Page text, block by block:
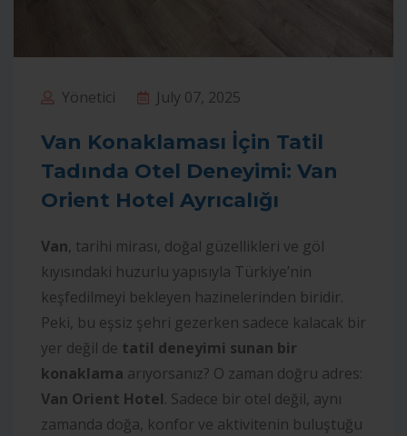
Yönetici July 07, 2025
Van Konaklaması İçin Tatil
Tadında Otel Deneyimi: Van
Orient Hotel Ayrıcalığı
Van, tarihi mirası, doğal güzellikleri ve göl
kıyısındaki huzurlu yapısıyla Türkiye’nin
keşfedilmeyi bekleyen hazinelerinden biridir.
Peki, bu eşsiz şehri gezerken sadece kalacak bir
yer değil de tatil deneyimi sunan bir
konaklama arıyorsanız? O zaman doğru adres:
Van Orient Hotel. Sadece bir otel değil, aynı
zamanda doğa, konfor ve aktivitenin buluştuğu